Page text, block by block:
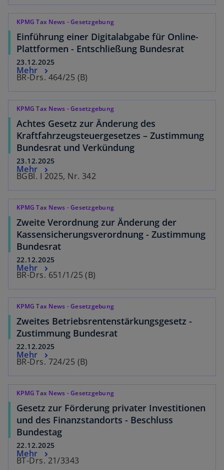
KPMG Tax News - Gesetzgebung
Einführung einer Digitalabgabe für Online-
Plattformen - Entschließung Bundesrat
23.12.2025
BR-Drs. 464/25 (B)
Mehr
KPMG Tax News - Gesetzgebung
Achtes Gesetz zur Änderung des
Kraftfahrzeugsteuergesetzes – Zustimmung
Bundesrat und Verkündung
23.12.2025
BGBl. I 2025, Nr. 342
Mehr
KPMG Tax News - Gesetzgebung
Zweite Verordnung zur Änderung der
Kassensicherungsverordnung - Zustimmung
Bundesrat
22.12.2025
BR-Drs. 651/1/25 (B)
Mehr
KPMG Tax News - Gesetzgebung
Zweites Betriebsrentenstärkungsgesetz -
Zustimmung Bundesrat
22.12.2025
BR-Drs. 724/25 (B)
Mehr
KPMG Tax News - Gesetzgebung
Gesetz zur Förderung privater Investitionen
und des Finanzstandorts - Beschluss
Bundestag
22.12.2025
BT-Drs. 21/3343
Mehr